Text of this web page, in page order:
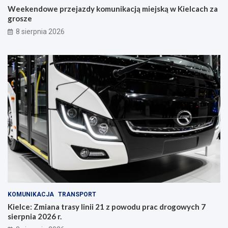
c
z
y
e
Weekendowe przejazdy komunikacją miejską w Kielcach za
grosze
8 sierpnia 2026
KOMUNIKACJA TRANSPORT
Kielce: Zmiana trasy linii 21 z powodu prac drogowych 7
sierpnia 2026 r.